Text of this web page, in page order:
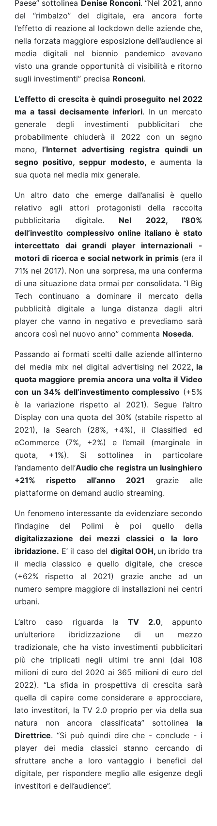
Paese” sottolinea Denise Ronconi. “Nel 2021, anno
del “rimbalzo” del digitale, era ancora forte
l’effetto di reazione al lockdown delle aziende che,
nella forzata maggiore esposizione dell’audience ai
media digitali nel biennio pandemico avevano
visto una grande opportunità di visibilità e ritorno
sugli investimenti” precisa Ronconi.
L’effetto di crescita è quindi proseguito nel 2022
ma a tassi decisamente inferiori. In un mercato
generale degli investimenti pubblicitari che
probabilmente chiuderà il 2022 con un segno
meno, l’Internet advertising registra quindi un
segno positivo, seppur modesto, e aumenta la
sua quota nel media mix generale.
Un altro dato che emerge dall’analisi è quello
relativo agli attori protagonisti della raccolta
pubblicitaria digitale. Nel 2022, l’80%
dell’investito complessivo online italiano è stato
intercettato dai grandi player internazionali
-
motori di ricerca e social network in primis (era il
71% nel 2017). Non una sorpresa, ma una conferma
di una situazione data ormai per consolidata. “I Big
Tech continuano a dominare il mercato della
pubblicità digitale a lunga distanza dagli altri
player che vanno in negativo e prevediamo sarà
ancora così nel nuovo anno” commenta Noseda.
Passando ai formati scelti dalle aziende all’interno
del media mix nel digital advertising nel 2022, la
quota maggiore premia ancora una volta il Video
con un 34% dell’investimento complessivo (+5%
è la variazione rispetto al 2021). Segue l’altro
Display con una quota del 30% (stabile rispetto al
2021), la Search (28%, +4%), il Classified ed
eCommerce (7%, +2%) e l’email (marginale in
quota, +1%). Si sottolinea in particolare
l’andamento dell’Audio che registra un lusinghiero
+21% rispetto all’anno 2021 grazie alle
piattaforme on demand audio streaming.
Un fenomeno interessante da evidenziare secondo
l’indagine del Polimi è poi quello della
digitalizzazione dei mezzi classici o la loro
ibridazione. E’ il caso del digital OOH, un ibrido tra
il media classico e quello digitale, che cresce
(+62% rispetto al 2021) grazie anche ad un
numero sempre maggiore di installazioni nei centri
urbani.
L’altro caso riguarda laTV 2.0, appunto
un’ulteriore ibridizzazione di un mezzo
tradizionale, che ha visto investimenti pubblicitari
più che triplicati negli ultimi tre anni (dai 108
milioni di euro del 2020 ai 365 milioni di euro del
2022). “La sfida in prospettiva di crescita sarà
quella di capire come considerare e approcciare,
lato investitori, la TV 2.0 proprio per via della sua
natura non ancora classificata” sottolinea la
Direttrice. “Si può quindi dire che - conclude - i
player dei media classici stanno cercando di
sfruttare anche a loro vantaggio i benefici del
digitale, per rispondere meglio alle esigenze degli
investitori e dell’audience”.